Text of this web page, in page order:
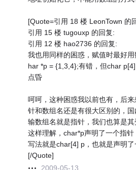
[Quote=引用 18 楼 LeonTown 的
引用 15 楼 tugouxp 的回复:
引用 12 楼 hao2736 的回复:
我也用同样的困惑，赋值时最好
har *p = {1,3,4};有错，但char
点昏
呵呵，这种困惑我以前也有，后
针和数组名还是有很大区别的，
输数组名就是指针，我们也算是
这样理解，char*p声明了一个指
写法就是char[4] p，也就是声明
[/Quote]
2009-05-13